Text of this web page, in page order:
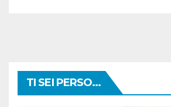
TI SEI PERSO...